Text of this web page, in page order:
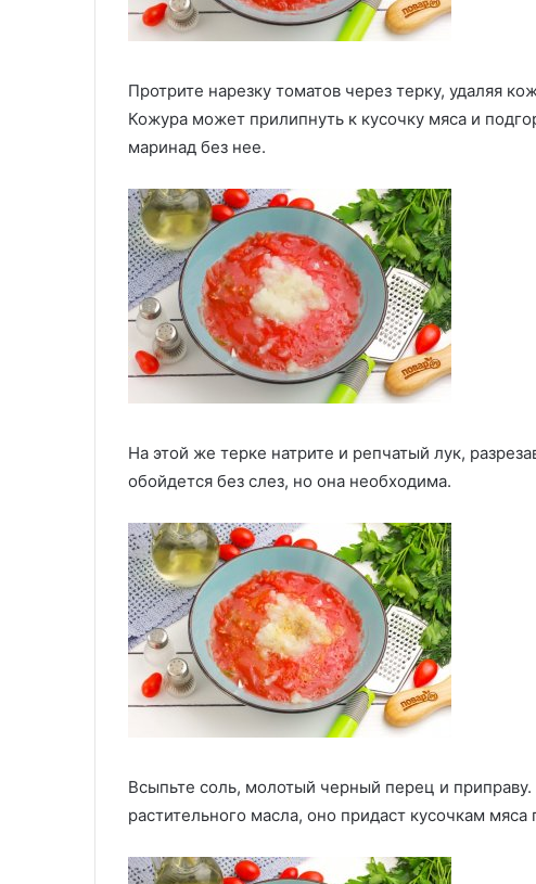
Протрите нарезку томатов через терку, удаляя
Кожура может прилипнуть к кусочку мяса и
маринад без нее.
На этой же терке натрите и репчатый лук,
обойдется без слез, но она необходима.
Всыпьте соль, молотый черный перец и
растительного масла, оно придаст кусочкам